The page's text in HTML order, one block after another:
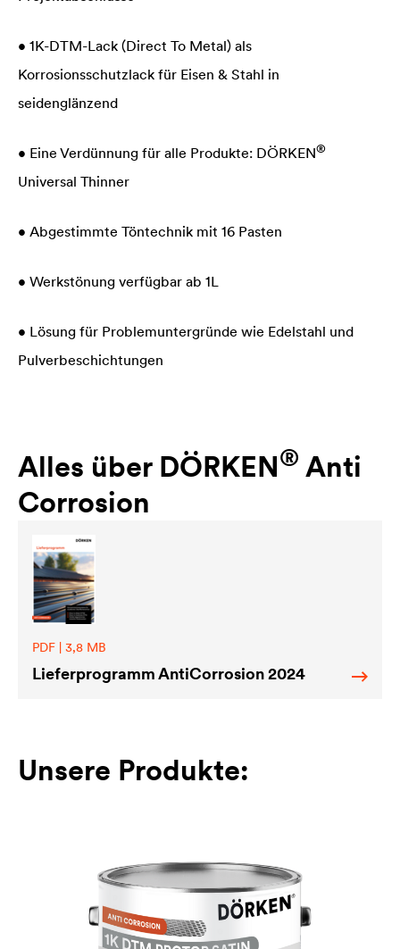
• 1K-DTM-Lack (Direct To Metal) als
Korrosionsschutzlack für Eisen & Stahl in
seidenglänzend
• Eine Verdünnung für alle Produkte: DÖRKEN®
Universal Thinner
• Abgestimmte Töntechnik mit 16 Pasten
• Werkstönung verfügbar ab 1L
• Lösung für Problemuntergründe wie Edelstahl und
Pulverbeschichtungen
Alles über DÖRKEN® Anti
Corrosion
PDF | 3,8 MB
Lieferprogramm AntiCorrosion 2024
Unsere Produkte: